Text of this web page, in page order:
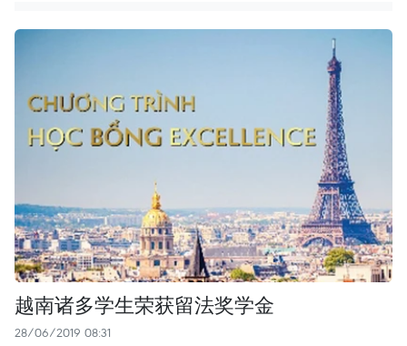
越南诸多学生荣获留法奖学金
28/06/2019 08:31